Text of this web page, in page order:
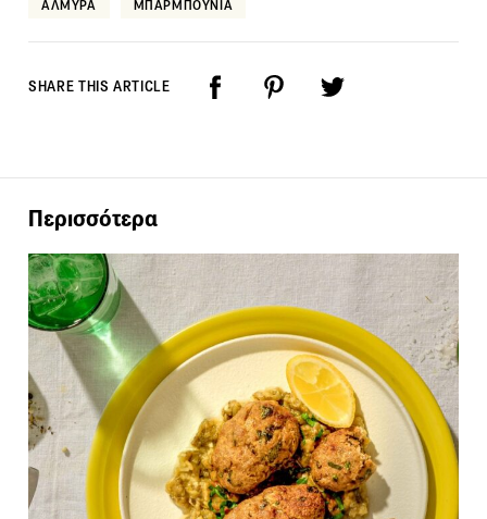
ΑΛΜΥΡΑ ΜΠΑΡΜΠΟΥΝΙΑ
SHARE THIS ARTICLE
Περισσότερα